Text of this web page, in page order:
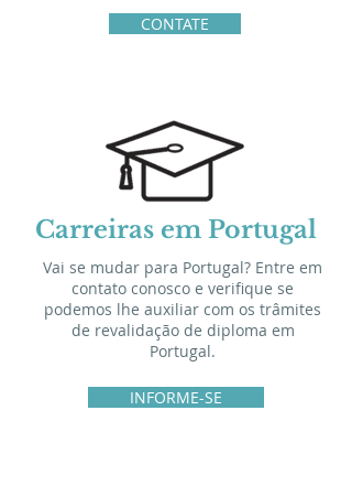
CONTATE
Carreiras em Portugal
Vai se mudar para Portugal? Entre em
contato conosco e verifique se
podemos lhe auxiliar com os trâmites
de revalidação de diploma em
Portugal.
INFORME-SE